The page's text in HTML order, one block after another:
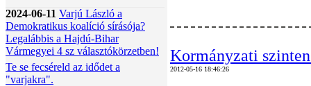
2024-06-11 Varjú László a
Demokratikus koalíció sírásója?
Legalábbis a Hajdú-Bihar
Vármegyei 4 sz választókörzetben!
Te se fecséreld az idődet a
"varjakra".
Kormányzati
2012-05-16 18:46:26